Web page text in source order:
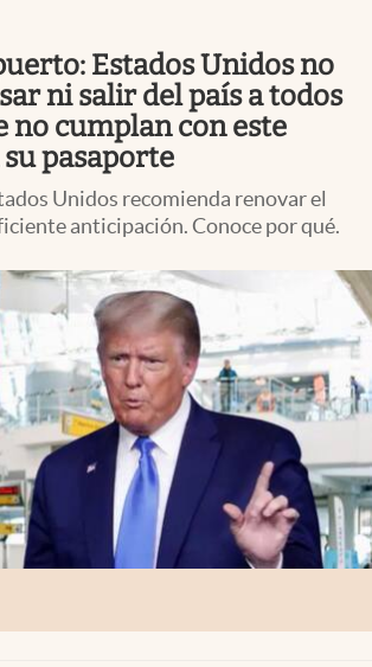
Estados Unidos no
ni salir del país a todos
no cumplan con este
pasaporte
Unidos recomienda renovar el
anticipación. Conoce por qué.